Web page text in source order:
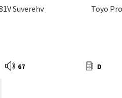
Suverehv
67
Toyo
D